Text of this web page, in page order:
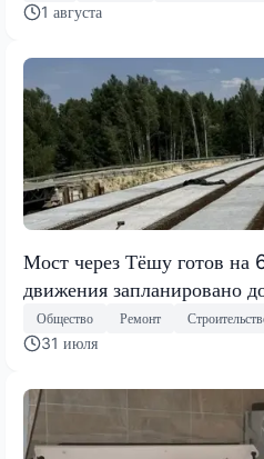
1 августа
Мост через Тёшу готов на
движения запланировано
Общество Ремонт
31 июля